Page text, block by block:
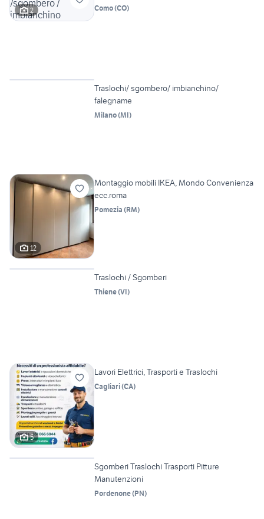
2 Como(CO)
Traslochi/ sgombero/ imbianchino/
falegname
Milano(MI)
12
Montaggio mobili IKEA, Mondo Convenienza
ecc.roma
Pomezia (RM)
Vetrina
Traslochi / Sgomberi
Thiene(VI)
5
Lavori Elettrici, Trasporti e Traslochi
Cagliari(CA)
Vetrina
Sgomberi Traslochi Trasporti Pitture
Manutenzioni
Pordenone(PN)